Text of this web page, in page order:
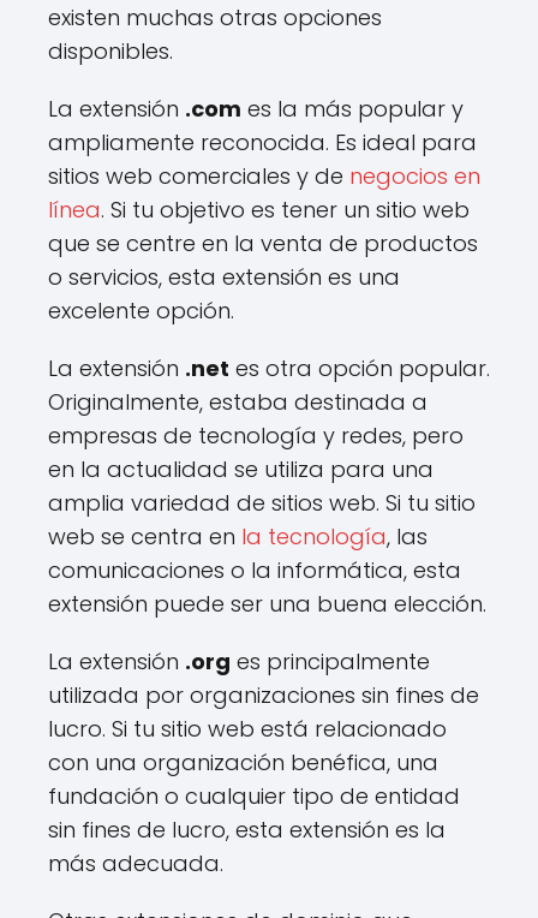
existen muchas otras opciones
disponibles.
La extensión .com es la más popular y
ampliamente reconocida. Es ideal para
sitios web comerciales y de negocios en
línea. Si tu objetivo es tener un sitio web
que se centre en la venta de productos
o servicios, esta extensión es una
excelente opción.
La extensión .net es otra opción popular.
Originalmente, estaba destinada a
empresas de tecnología y redes, pero
en la actualidad se utiliza para una
amplia variedad de sitios web. Si tu sitio
web se centra en la tecnología, las
comunicaciones o la informática, esta
extensión puede ser una buena elección.
La extensión .org es principalmente
utilizada por organizaciones sin fines de
lucro. Si tu sitio web está relacionado
con una organización benéfica, una
fundación o cualquier tipo de entidad
sin fines de lucro, esta extensión es la
más adecuada.